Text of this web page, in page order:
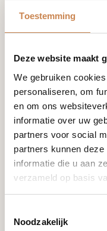
Toestemming
Deze website maakt
We gebruiken
personaliseren, om
en om ons
informatie over uw
partners voor social
partners kunnen
informatie die u aan
verzameld op basis
Noodzakelijk